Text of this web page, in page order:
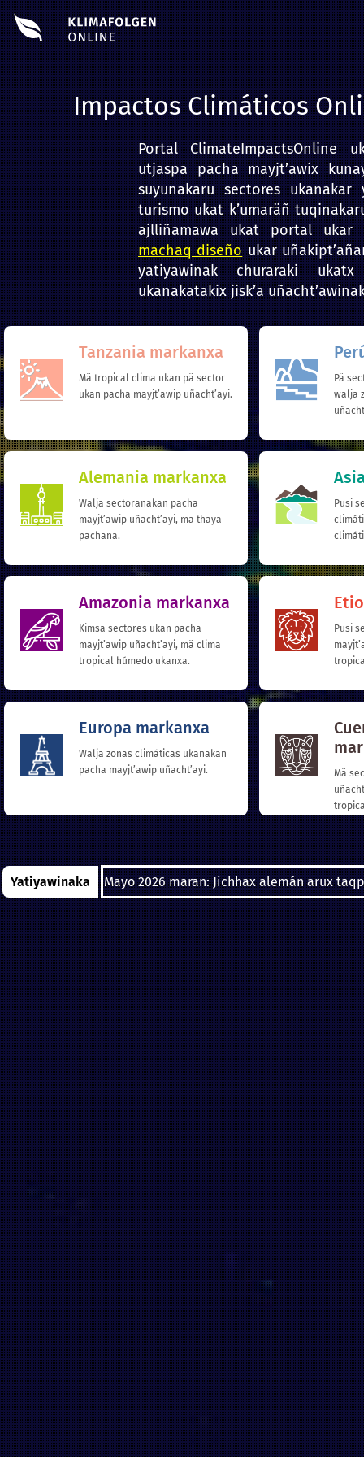
Impactos Climáticos
PortalClimateImpactsOnline
utjaspa pacha mayjt’awix
suyunakaru sectores
turismo ukat k’umaräñ
ajlliñamawa ukat portal ukar
machaq diseñoukar
yatiyawinak churaraki
ukanakatakix jisk’a
Tanzania markanxa
Mä tropical clima ukan pä sector
ukan pacha mayjt’awip uñacht’ayi.
Pä
walja
Alemania markanxa
Walja sectoranakan pacha
mayjt’awip uñacht’ayi, mä thaya
pachana.
Pusi
Amazonia markanxa
Kimsa sectores ukan pacha
mayjt’awip uñacht’ayi, mä clima
tropical húmedo ukanxa.
Pusi
Europa markanxa
Walja zonas climáticas ukanakan
pacha mayjt’awip uñacht’ayi.
Mä
Yatiyawinaka Mayo 2026 maran: Jichhax alemán arux